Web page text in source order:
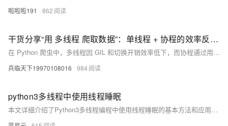
啦啦啦191 862
干货分享“用 多线程 爬取数据”：单线程 + 协程的效率反超 3 倍，这才是 Python 异步的正确打开方式
在 Python 爬虫中，多线程因 GIL 和切换开销效率低下，而协程通过用户态调度实现高并发，大幅提升爬取效率。本文详解协程原理、实战对比多线程性能，并提供最佳实践，助你掌握异步爬虫核心技术。
兵临天下19970108016 984
python3多线程中使用线程睡眠
本文详细介绍了Python3多线程编程中使用线程睡眠的基本方法和应用场景。通过 `time.sleep()`函数，可以使线程暂停执行一段指定的时间，从而控制线程的执行节奏。通过实际示例演示了如何在多线程中使用线程睡眠来实现计数器和下载器功能。希望本文能帮助您更好地理解和应用Python多线程编程，提高程序的并发能力和执行效率。